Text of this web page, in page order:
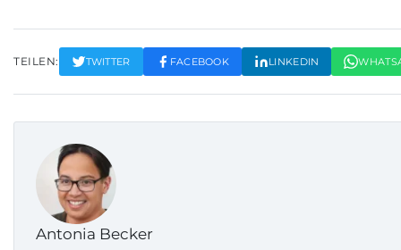
TEILEN: TWITTER FACEBOOK LINKEDIN
Antonia Becker